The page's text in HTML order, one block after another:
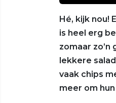
Hé, kijk nou!
is heel erg
zomaar
lekkere
vaak chips
meer om